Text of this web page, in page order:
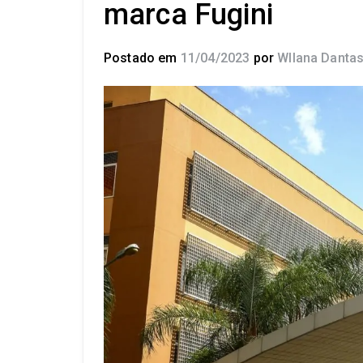
marca Fugini
Postado em 11/04/2023 por Wllana